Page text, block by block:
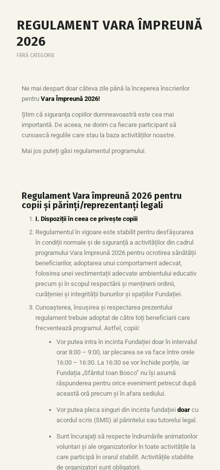
REGULAMENT VARA ÎMPREUNĂ
2026
FĂRĂ CATEGORIE
Ne mai despart doar câteva zile până la începerea înscrierilor
pentru Vara Împreună 2026!
Știm că siguranța copiilor dumneavoastră este cea mai
importantă. De aceea, ne dorim ca fiecare participant să
cunoască regulile care stau la baza activităților noastre.
Mai jos puteți găsi regulamentul programului.
Regulament Vara împreună 2026 pentru
copii și părinți/reprezentanți legali
I. Dispoziții în ceea ce privește copiii
Regulamentul în vigoare este stabilit pentru desfășurarea
în condiții normale și de siguranță a activităților din cadrul
programului Vara împreună 2026 pentru ocrotirea sănătății
beneficiarilor, adoptarea unui comportament adecvat,
folosirea unei vestimentații adecvate ambientului educativ
precum și în scopul respectării și menținerii ordinii,
curățeniei și integrității bunurilor și spațiilor Fundației.
Cunoașterea, însușirea și respectarea prezentului
regulament trebuie adoptat de către toți beneficiarii care
frecventează programul. Astfel, copiii:
Vor putea intra în incinta Fundației doar în intervalul
orar 8:00 – 9:00, iar plecarea se va face între orele
16:00 – 16:30. La 16:30 se vor închide porțile, iar
Fundația „Sfântul Ioan Bosco” nu își asumă
răspunderea pentru orice eveniment petrecut după
această oră precum și în afara sediului.
Vor putea pleca singuri din incinta fundației doar cu
acordul scris (SMS) al părintelui sau tutorelui legal.
Sunt încurajați să respecte îndrumările animatorilor
voluntari și ale organizatorilor în toate activitățile la
care participă în orarul stabilit. Activitățile stabilite
de organizatori sunt obligatorii.